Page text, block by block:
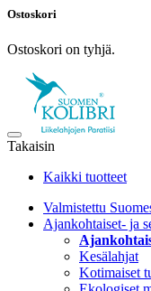
Ostoskori
Ostoskori on tyhjä.
Takaisin
Kaikki tuotteet
Valmistettu
Ajankohtaiset- ja
Kesälahjat
Kotimaiset